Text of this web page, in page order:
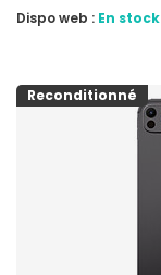
Dispo web : En stock
Reconditionné